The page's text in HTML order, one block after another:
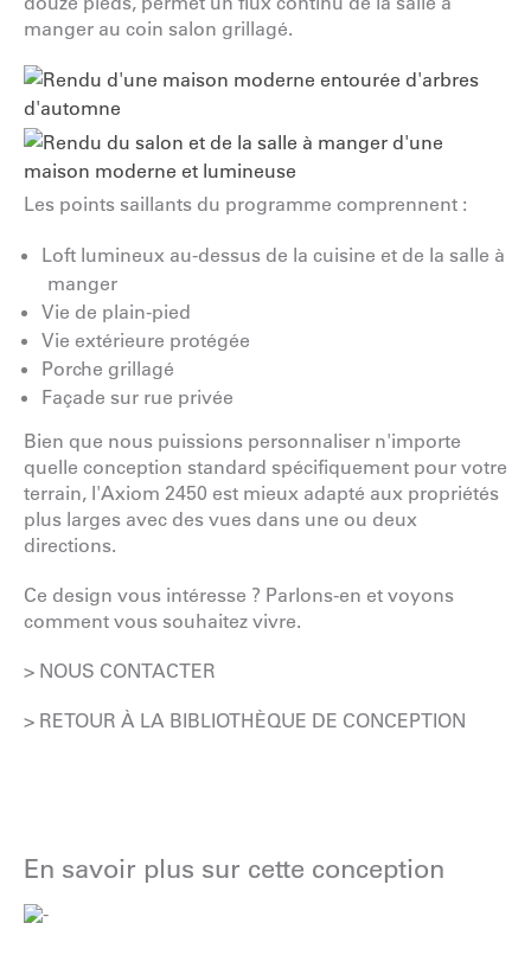
manger au coin salon grillagé.
Les points saillants du programme comprennent :
Loft lumineux au-dessus de la cuisine et de la salle à
manger
Vie de plain-pied
Vie extérieure protégée
Porche grillagé
Façade sur rue privée
Bien que nous puissions personnaliser n'importe
quelle conception standard spécifiquement pour votre
terrain, l'Axiom 2450 est mieux adapté aux propriétés
plus larges avec des vues dans une ou deux
directions.
Ce design vous intéresse ? Parlons-en et voyons
comment vous souhaitez vivre.
> NOUS CONTACTER
> RETOUR À LA BIBLIOTHÈQUE DE CONCEPTION
En savoir plus sur cette conception